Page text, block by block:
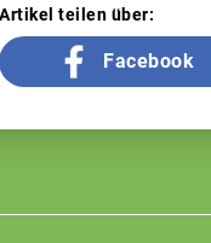
Artikel teilen über:
Facebook